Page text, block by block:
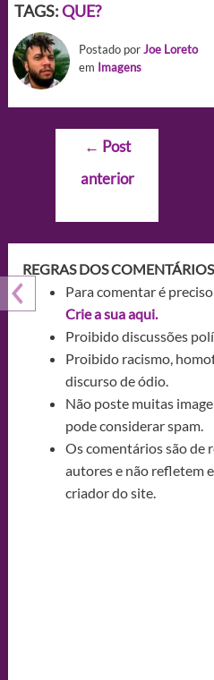
TAGS:QUE?
Postado porJoe Loreto
em Imagens
Navegação
Post
← Post
anterior
REGRAS DOS
Para comentar é
Crie a sua aqui.
Proibido discussões
Proibido racismo,
discurso de ódio.
Não poste muitas
pode considerar spam.
Os comentários são de
autores e não refletem
criador do site.